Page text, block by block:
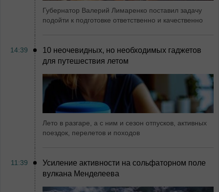
Губернатор Валерий Лимаренко поставил задачу
подойти к подготовке ответственно и качественно
14:39
10 неочевидных, но необходимых гаджетов
для путешествия летом
Лето в разгаре, а с ним и сезон отпусков, активных
поездок, перелетов и походов
11:39
Усиление активности на сольфаторном поле
вулкана Менделеева